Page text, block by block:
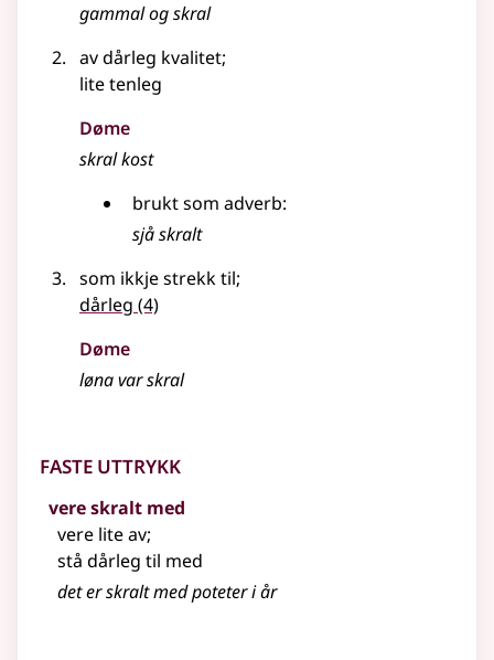
gammal og skral
av dårleg kvalitet;
lite tenleg
Døme
skral kost
brukt som adverb:
sjå skralt
som ikkje strekk til;
dårleg (4)
Døme
løna var skral
Faste uttrykk
vere skralt med
vere lite av;
stå dårleg til med
det er skralt med poteter i år